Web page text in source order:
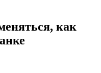
как